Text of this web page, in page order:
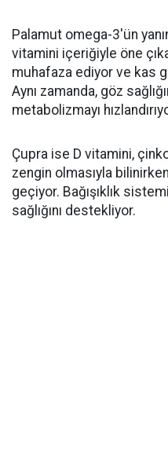
Palamut omega-3'ün
vitamini içeriğiyle öne
muhafaza ediyor ve kas
Aynı zamanda, göz
metabolizmayı
Çupra ise D vitamini,
zengin olmasıyla
geçiyor. Bağışıklık
sağlığını destekliyor.